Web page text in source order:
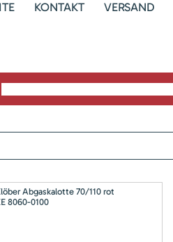
KONTAKT VERSAND
Abgaskalotte 70/110 rot
8060-0100